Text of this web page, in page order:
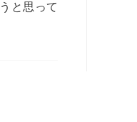
と思って